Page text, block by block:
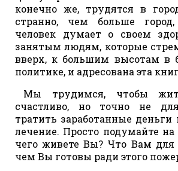
конечно же, трудятся в
странно, чем больше
человек думает о своем
занятым людям, которые
вверх, к большим высотам в
политике, и адресована эта
Мы трудимся, чтобы
счастливо, но точно не
тратить заработанные деньги
лечение. Просто подумайте на
чего живете Вы? Что Вам для
чем Вы готовы ради этого